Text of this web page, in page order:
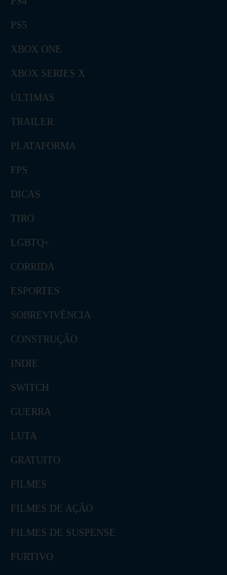
PS5
XBOX ONE
XBOX SERIES X
ÚLTIMAS
TRAILER
PLATAFORMA
FPS
DICAS
TIRO
LGBTQ+
CORRIDA
ESPORTES
SOBREVIVÊNCIA
CONSTRUÇÃO
INDIE
SWITCH
GUERRA
LUTA
GRATUITO
FILMES
FILMES DE AÇÃO
FILMES DE SUSPENSE
FURTIVO